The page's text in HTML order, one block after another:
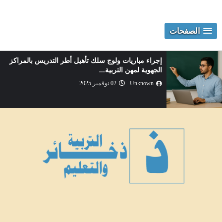
الصفحات
إجراء مباريات ولوج سلك تأهيل أطر التدريس بالمراكز
الجهوية لمهن التربية...
Unknown 02 نوفمبر 2025